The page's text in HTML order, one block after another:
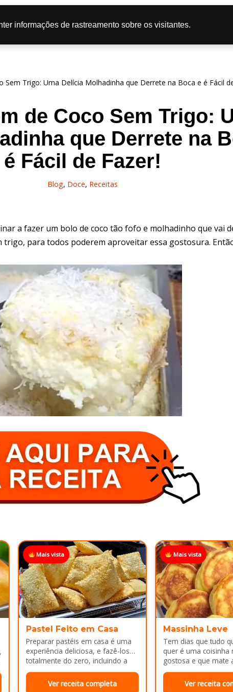
Contato
Políticas de Privacidade
Sem Trigo: Uma Delícia Molhadinha que Derrete na Boca e é Fácil
de Coco Sem Trigo:
que Derrete na
é Fácil de Fazer!
Blog, Doce, Receitas
a fazer um bolo de coco tão fofo e molhadinho que vai
trigo, para todos poderem aproveitar essa gostosura.
Mais vista
Pastel Feito em Casa
Preparar pastéis em casa é uma
experiência deliciosa, e fazê-los
totalmente do zero, incluindo a
massa, fica melhor ainda...
Ver receita completa
Mais vista
Massinha Leve
Tem dias que tudo
quer é uma coisinha
gostosa e que mate
dar trabalho...
Ver receita
informações de rastreamento sobre os visitantes.